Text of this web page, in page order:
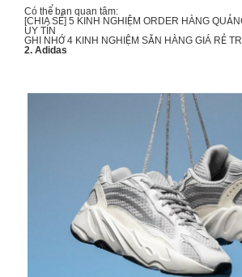
Có thể bạn quan tâm:
[CHIA SẺ] 5 KINH NGHIỆM ORDER HÀNG
UY TÍN
GHI NHỚ 4 KINH NGHIỆM SĂN HÀNG GIÁ RẺ
2. Adidas